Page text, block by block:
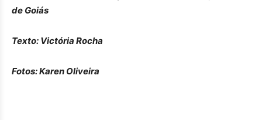
de Goiás
Texto: Victória Rocha
Fotos: Karen Oliveira